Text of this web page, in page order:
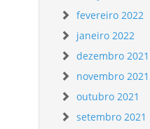
fevereiro 2022
janeiro 2022
dezembro 2021
novembro 2021
outubro 2021
setembro 2021